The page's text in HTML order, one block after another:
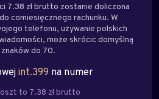
7.38 zł brutto zostanie doliczona
comiesięcznego rachunku. W
telefonu, używanie polskich
może skrócic domyślną
do 70.
int.399 na numer
to 7.38 zł brutto